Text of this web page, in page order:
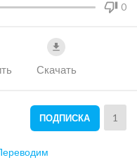
0
Скачать
ПОДПИСКА 1